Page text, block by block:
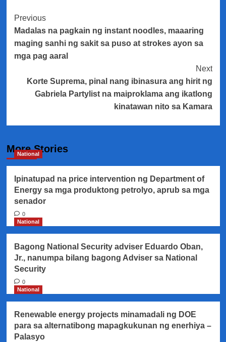
Post
Navigation
Previous
Madalas na pagkain ng instant noodles, maaaring
maging sanhi ng sakit sa puso at strokes ayon sa
mga pag aaral
Next
Korte Suprema, pinal nang ibinasura ang hirit ng
Gabriela Partylist na maiproklama ang ikatlong
kinatawan nito sa Kamara
More Stories
National
Ipinatupad na price intervention ng Department of
Energy sa mga produktong petrolyo, aprub sa mga
senador
0
National
Bagong National Security adviser Eduardo Oban,
Jr., nanumpa bilang bagong Adviser sa National
Security
0
National
Renewable energy projects minamadali ng DOE
para sa alternatibong mapagkukunan ng enerhiya –
Palasyo